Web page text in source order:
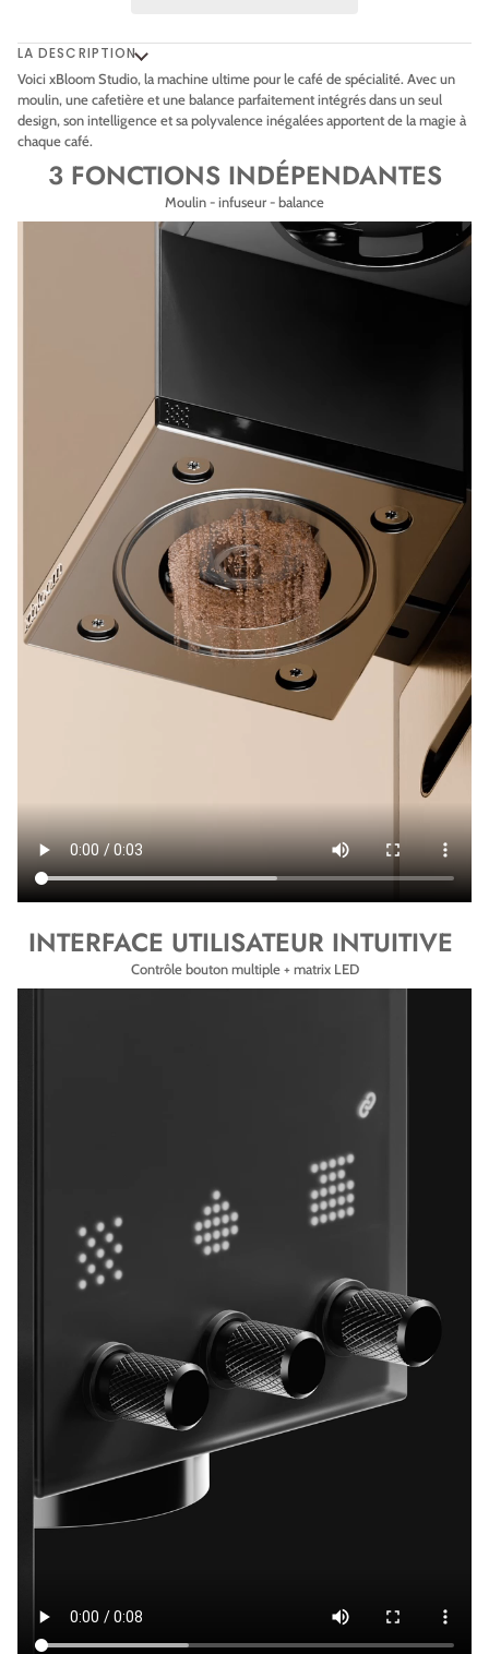
LA DESCRIPTION
Voici xBloom Studio, la machine ultime pour le café de spécialité. Avec un
moulin, une cafetière et une balance parfaitement intégrés dans un seul
design, son intelligence et sa polyvalence inégalées apportent de la magie à
chaque café.
3 FONCTIONS INDÉPENDANTES
Moulin - infuseur - balance
INTERFACE UTILISATEUR INTUITIVE
Contrôle bouton multiple + matrix LED